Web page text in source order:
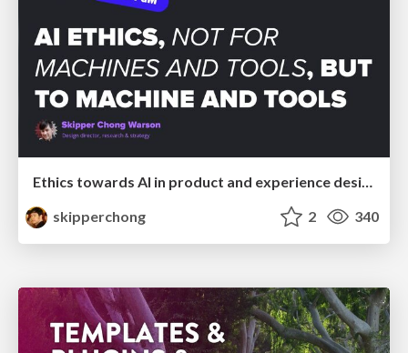
Ethics towards AI in product and experience design
skipperchong
2 340